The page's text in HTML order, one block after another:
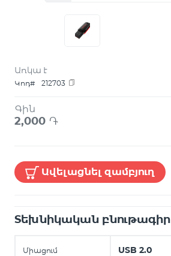
Առկա է
Կոդ#
212703
Գին
2,000 ֏
Ավելացնել զամբյուղ
Տեխնիկական բնութագիր
Միացում USB 2.0